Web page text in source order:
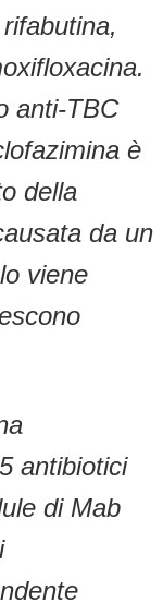
anti-TBC
è
della
da un
viene
antibiotici
di Mab